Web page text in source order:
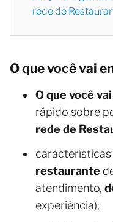
rede de
O que você vai
O que você
rápido sobre
rede de
características
restaurante
atendimento,
experiência);